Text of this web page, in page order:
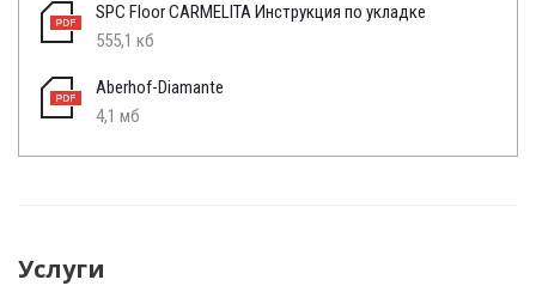
SPC Floor CARMELITA Инструкция по укладке
555,1 кб
Aberhof-Diamante
4,1 мб
Услуги